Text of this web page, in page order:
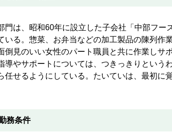
は、昭和60年に設立した子会社「中部フー
いる。惣菜、お弁当などの加工製品の陳列作
倒見のいい女性のパート職員と共に作業しサ
やサポートについては、つきっきりという
任せるようにしている。たいていは、最初に
務条件